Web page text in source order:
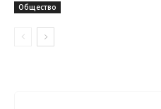
Общество